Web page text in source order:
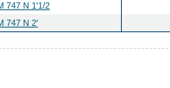
747 N 1'1/2
747 N 2'